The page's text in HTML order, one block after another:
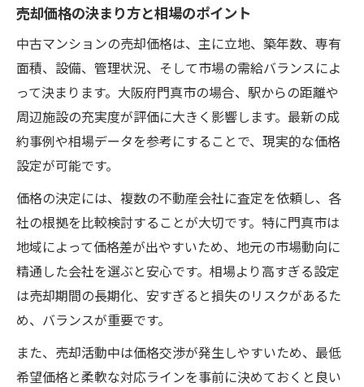
売却価格の決まり方と相場のポイント
中古マンションの売却価格は、主に立地、築年数、専有
面積、設備、管理状況、そして市場の需給バランスによ
って決まります。大阪府門真市の場合、駅からの距離や
周辺施設の充実度が評価に大きく影響します。最新の成
約事例や相場データを参考にすることで、現実的な価格
設定が可能です。
価格の決定には、複数の不動産会社に査定を依頼し、各
社の根拠を比較検討することが大切です。特に門真市は
地域によって価格差が出やすいため、地元の市場動向に
精通した会社を選ぶと安心です。相場より高すぎる設定
は売却期間の長期化、安すぎると損失のリスクがあるた
め、バランスが重要です。
また、売却活動中は価格交渉が発生しやすいため、最低
希望価格と柔軟な対応ラインを事前に決めておくと良い